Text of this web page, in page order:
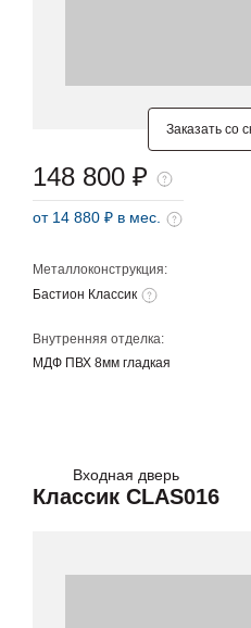
Заказать со
Металлоконструкция:
Бастион Классик
Внутренняя отделка:
МДФ ПВХ 8мм гладкая
148 800 ₽
от 14 880 ₽ в мес.
Входная дверь
Классик CLAS016